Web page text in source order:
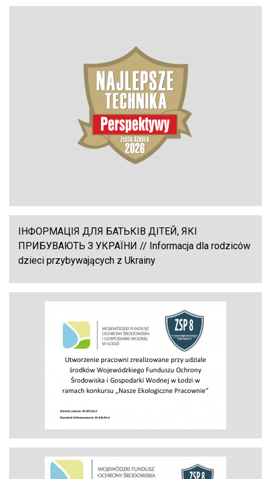
ІНФОРМАЦІЯ ДЛЯ БАТЬКІВ ДІТЕЙ, ЯКІ
ПРИБУВАЮТЬ З УКРАЇНИ // Informacja dla rodziców
dzieci przybywających z Ukrainy